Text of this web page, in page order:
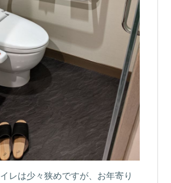
レは少々狭めですが、お年寄り